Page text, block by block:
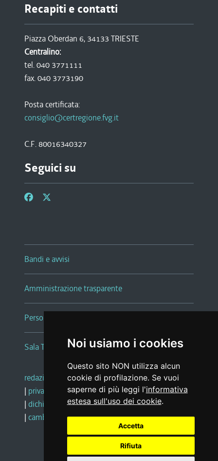
Noi usiamo i cookies
Questo sito NON utilizza alcun
cookie di profilazione. Se vuoi
saperne di più leggi l'informativa
estesa sull'uso dei cookie.
Accetta
Rifiuta
Recapiti e contatti
Piazza Oberdan 6, 34133 TRIESTE
Centralino:
tel. 040 3771111
fax. 040 3773190
Posta certificata:
consiglio@certregione.fvg.it
C.F. 80016340327
Seguici su
Bandi e avvisi
Amministrazione trasparente
Persone e Uffici
Sala Tiziano Tessitori
redazione web |note legali |glossario
| privacy
social media policy
| dichiarazione di accessibilità |feedback
| cambio preferenze cookie
Realizzato da